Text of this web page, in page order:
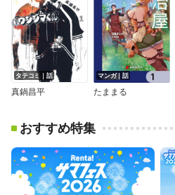
タテコミ｜話
真鍋昌平
マンガ｜話
たままる
おすすめ特集